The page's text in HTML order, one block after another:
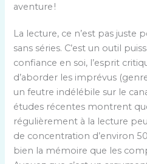
aventure !
La lecture, ce n’est pas juste
sans séries. C’est un outil
confiance en soi, l’esprit
d’aborder les imprévus
un feutre indélébile sur le
études récentes montrent
régulièrement à la lecture
de concentration d’environ
bien la mémoire que les